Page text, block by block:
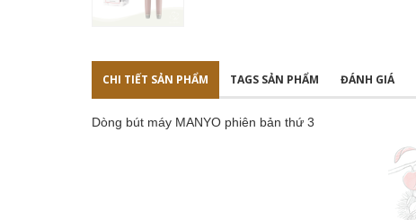
CHI TIẾT SẢN PHẨM TAGS SẢN PHẨM ĐÁNH GIÁ
Dòng bút máy MANYO phiên bản thứ 3